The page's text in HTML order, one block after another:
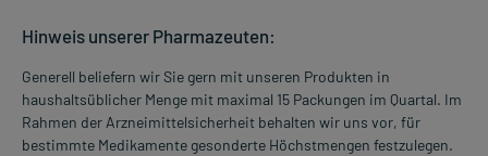
Hinweis unserer Pharmazeuten:
Generell beliefern wir Sie gern mit unseren Produkten in
haushaltsüblicher Menge mit maximal 15 Packungen im Quartal. Im
Rahmen der Arzneimittelsicherheit behalten wir uns vor, für
bestimmte Medikamente gesonderte Höchstmengen festzulegen.